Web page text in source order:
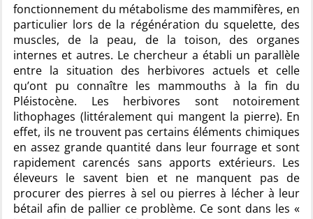
fonctionnement du métabolisme des mammifères, en
particulier lors de la régénération du squelette, des
muscles, de la peau, de la toison, des organes
internes et autres. Le chercheur a établi un parallèle
entre la situation des herbivores actuels et celle
qu’ont pu connaître les mammouths à la fin du
Pléistocène. Les herbivores sont notoirement
lithophages (littéralement qui mangent la pierre). En
effet, ils ne trouvent pas certains éléments chimiques
en assez grande quantité dans leur fourrage et sont
rapidement carencés sans apports extérieurs. Les
éleveurs le savent bien et ne manquent pas de
procurer des pierres à sel ou pierres à lécher à leur
bétail afin de pallier ce problème. Ce sont dans les «